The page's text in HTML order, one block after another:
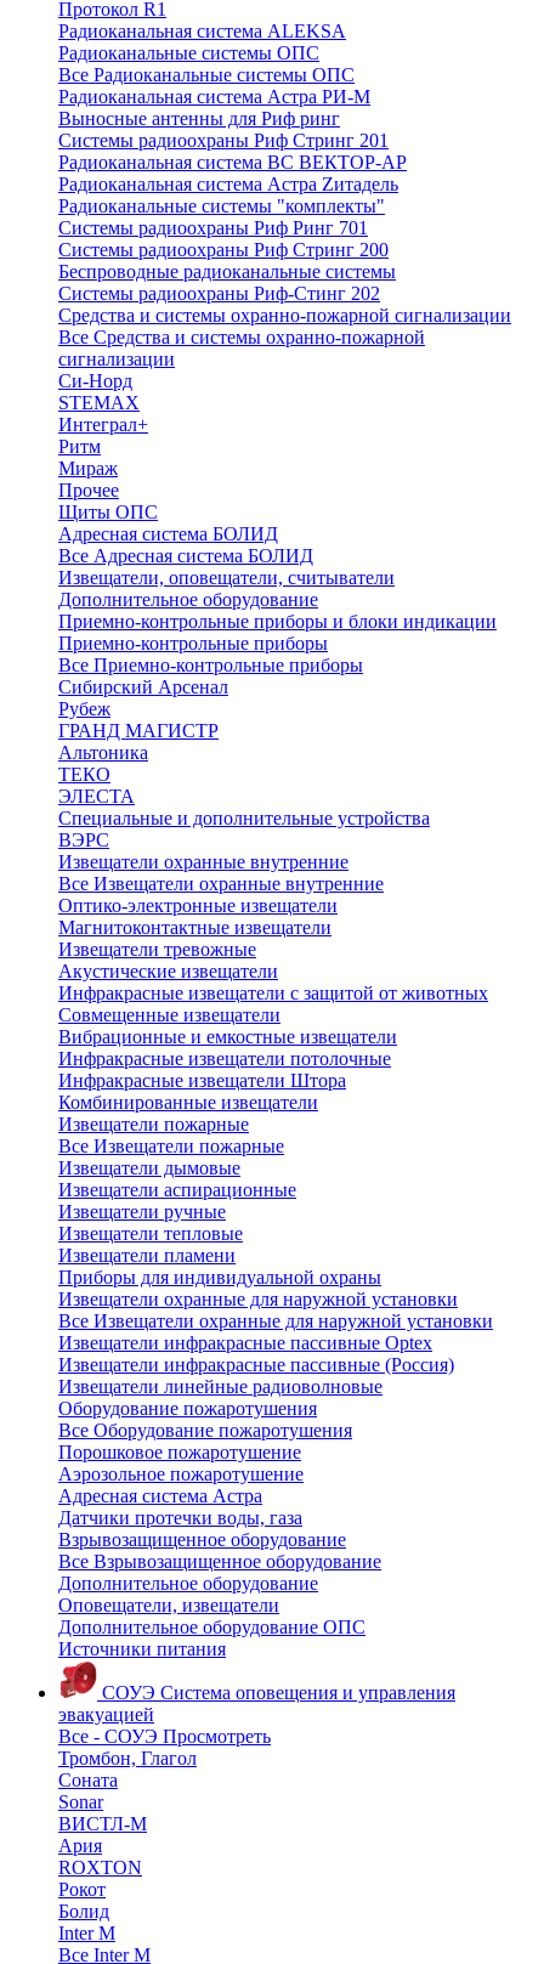
Протокол R1
Радиоканальная система ALEKSA
Радиоканальные системы ОПС
Все Радиоканальные системы ОПС
Радиоканальная система Астра РИ-М
Выносные антенны для Риф ринг
Системы радиоохраны Риф Стринг 201
Радиоканальная система ВС ВЕКТОР-АР
Радиоканальная система Астра Zитадель
Радиоканальные системы "комплекты"
Системы радиоохраны Риф Ринг 701
Системы радиоохраны Риф Стринг 200
Беспроводные радиоканальные системы
Системы радиоохраны Риф-Стинг 202
Средства и системы охранно-пожарной сигнализации
Все Средства и системы охранно-пожарной
сигнализации
Си-Норд
STEMAX
Интеграл+
Ритм
Мираж
Прочее
Щиты ОПС
Адресная система БОЛИД
Все Адресная система БОЛИД
Извещатели, оповещатели, считыватели
Дополнительное оборудование
Приемно-контрольные приборы и блоки индикации
Приемно-контрольные приборы
Все Приемно-контрольные приборы
Сибирский Арсенал
Рубеж
ГРАНД МАГИСТР
Альтоника
ТЕКО
ЭЛЕСТА
Специальные и дополнительные устройства
ВЭРС
Извещатели охранные внутренние
Все Извещатели охранные внутренние
Оптико-электронные извещатели
Магнитоконтактные извещатели
Извещатели тревожные
Акустические извещатели
Инфракрасные извещатели с защитой от животных
Совмещенные извещатели
Вибрационные и емкостные извещатели
Инфракрасные извещатели потолочные
Инфракрасные извещатели Штора
Комбинированные извещатели
Извещатели пожарные
Все Извещатели пожарные
Извещатели дымовые
Извещатели аспирационные
Извещатели ручные
Извещатели тепловые
Извещатели пламени
Приборы для индивидуальной охраны
Извещатели охранные для наружной установки
Все Извещатели охранные для наружной установки
Извещатели инфракрасные пассивные Optex
Извещатели инфракрасные пассивные (Россия)
Извещатели линейные радиоволновые
Оборудование пожаротушения
Все Оборудование пожаротушения
Порошковое пожаротушение
Аэрозольное пожаротушение
Адресная система Астра
Датчики протечки воды, газа
Взрывозащищенное оборудование
Все Взрывозащищенное оборудование
Дополнительное оборудование
Оповещатели, извещатели
Дополнительное оборудование ОПС
Источники питания
СОУЭ Система оповещения и управления
эвакуацией
Все - СОУЭ Просмотреть
Тромбон, Глагол
Соната
Sonar
ВИСТЛ-М
Ария
ROXTON
Рокот
Болид
Inter M
Все Inter M